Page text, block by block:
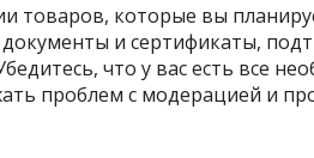
товаров, которые вы
и сертификаты,
что у вас есть все
проблем с модерацией и